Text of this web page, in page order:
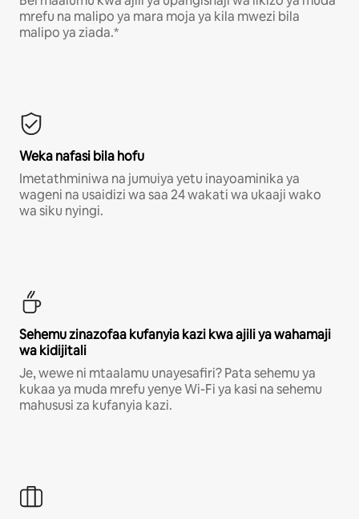
mrefu na malipo ya mara moja ya kila mwezi bila
malipo ya ziada.*
Weka nafasi bila hofu
Imetathminiwa na jumuiya yetu inayoaminika ya
wageni na usaidizi wa saa 24 wakati wa ukaaji wako
wa siku nyingi.
Sehemu zinazofaa kufanyia kazi kwa ajili ya wahamaji
wa kidijitali
Je, wewe ni mtaalamu unayesafiri? Pata sehemu ya
kukaa ya muda mrefu yenye Wi-Fi ya kasi na sehemu
mahususi za kufanyia kazi.